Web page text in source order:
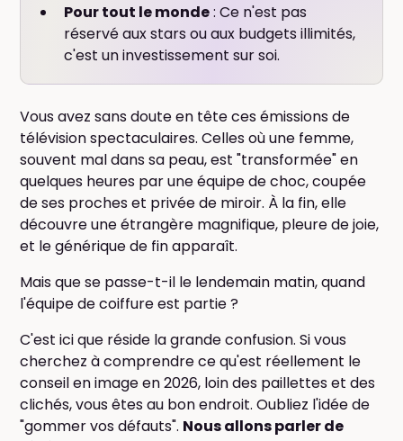
Pour tout le monde: Ce n'est pas
réservé aux stars ou aux budgets illimités,
c'est un investissement sur soi.
Vous avez sans doute en tête ces émissions de
télévision spectaculaires. Celles où une femme,
souvent mal dans sa peau, est "transformée" en
quelques heures par une équipe de choc, coupée
de ses proches et privée de miroir. À la fin, elle
découvre une étrangère magnifique, pleure de joie,
et le générique de fin apparaît.
Mais que se passe-t-il le lendemain matin, quand
l'équipe de coiffure est partie ?
C'est ici que réside la grande confusion. Si vous
cherchez à comprendre ce qu'est réellement le
conseil en image en 2026, loin des paillettes et des
clichés, vous êtes au bon endroit. Oubliez l'idée de
"gommer vos défauts". Nous allons parler de